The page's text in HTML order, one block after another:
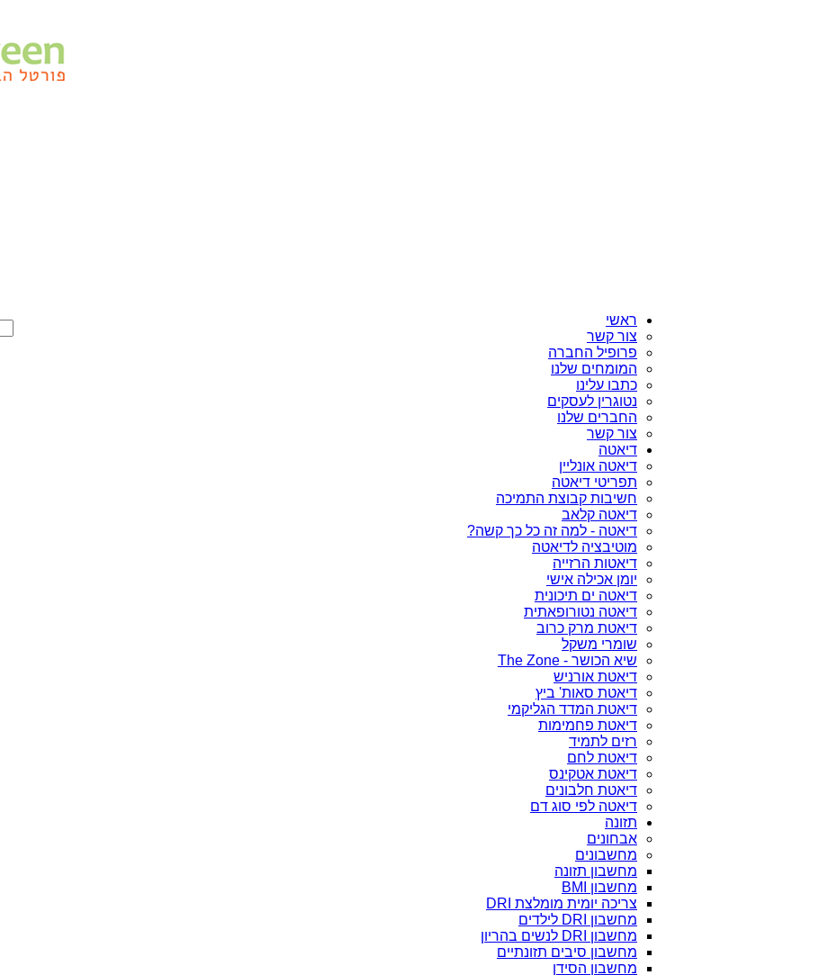
ראשי
צור קשר
פרופיל החברה
המומחים שלנו
כתבו עלינו
נטוגרין לעסקים
החברים שלנו
צור קשר
דיאטה
דיאטה אונליין
תפריטי דיאטה
חשיבות קבוצת התמיכה
דיאטה קלאב
דיאטה - למה זה כל כך קשה?
מוטיבציה לדיאטה
דיאטות הרזייה
יומן אכילה אישי
דיאטה ים תיכונית
דיאטה נטורופאתית
דיאטת מרק כרוב
שומרי משקל
שיא הכושר - The Zone
דיאטת אורניש
דיאטת סאות' ביץ
דיאטת המדד הגליקמי
דיאטת פחמימות
רזים לתמיד
דיאטת לחם
דיאטת אטקינס
דיאטת חלבונים
דיאטה לפי סוג דם
תזונה
אבחונים
מחשבונים
מחשבון תזונה
מחשבון BMI
צריכה יומית מומלצת DRI
מחשבון DRI לילדים
מחשבון DRI לנשים בהריון
מחשבון סיבים תזונתיים
מחשבון הסידן